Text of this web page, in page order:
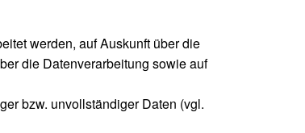
werden, auf Auskunft über die
die Datenverarbeitung sowie auf
bzw. unvollständiger Daten (vgl.